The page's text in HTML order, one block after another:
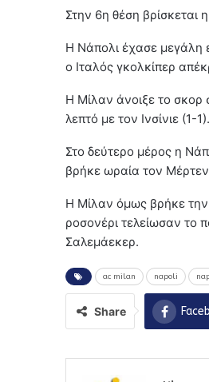
Στην 6η θέση
Η Νάπολι έχασε μεγάλη
ο Ιταλός γκολκίπερ
Η Μίλαν άνοιξε το σκορ
λεπτό με τον Ινσίνιε
Στο δεύτερο μέρος η
βρήκε ωραία τον
Η Μίλαν όμως βρήκε την
ροσονέρι τελείωσαν το
Σαλεμάεκερ.
ac milan napoli
Share